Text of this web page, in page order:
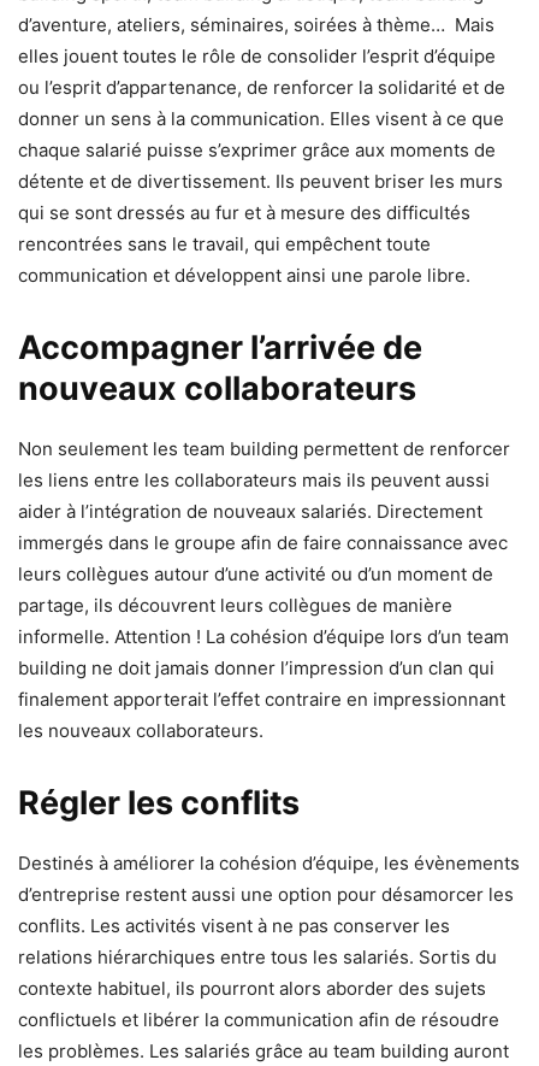
d’aventure, ateliers, séminaires, soirées à thème… Mais
elles jouent toutes le rôle de consolider l’esprit d’équipe
ou l’esprit d’appartenance, de renforcer la solidarité et de
donner un sens à la communication. Elles visent à ce que
chaque salarié puisse s’exprimer grâce aux moments de
détente et de divertissement. Ils peuvent briser les murs
qui se sont dressés au fur et à mesure des difficultés
rencontrées sans le travail, qui empêchent toute
communication et développent ainsi une parole libre.
Accompagner l’arrivée de
nouveaux collaborateurs
Non seulement les team building permettent de renforcer
les liens entre les collaborateurs mais ils peuvent aussi
aider à l’intégration de nouveaux salariés. Directement
immergés dans le groupe afin de faire connaissance avec
leurs collègues autour d’une activité ou d’un moment de
partage, ils découvrent leurs collègues de manière
informelle. Attention ! La cohésion d’équipe lors d’un team
building ne doit jamais donner l’impression d’un clan qui
finalement apporterait l’effet contraire en impressionnant
les nouveaux collaborateurs.
Régler les conflits
Destinés à améliorer la cohésion d’équipe, les évènements
d’entreprise restent aussi une option pour désamorcer les
conflits. Les activités visent à ne pas conserver les
relations hiérarchiques entre tous les salariés. Sortis du
contexte habituel, ils pourront alors aborder des sujets
conflictuels et libérer la communication afin de résoudre
les problèmes. Les salariés grâce au team building auront